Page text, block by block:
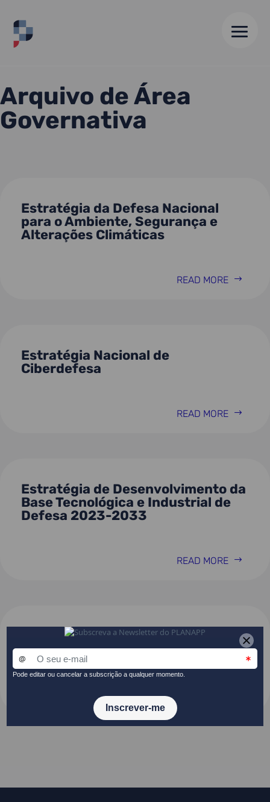
HOME
Arquivo de Área
Governativa
Estratégia da Defesa Nacional
para o Ambiente, Segurança e
Alterações Climáticas
READ MORE
Estratégia Nacional de
Ciberdefesa
READ MORE
Estratégia de Desenvolvimento da
Base Tecnológica e Industrial de
Defesa 2023-2033
READ MORE
Plano Setorial da Defesa Nacional
para a Igualdade